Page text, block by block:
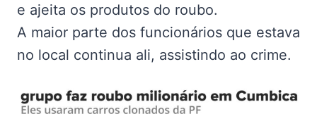
e ajeita os produtos do roubo.
A maior parte dos funcionários que estava
no local continua ali, assistindo ao crime.